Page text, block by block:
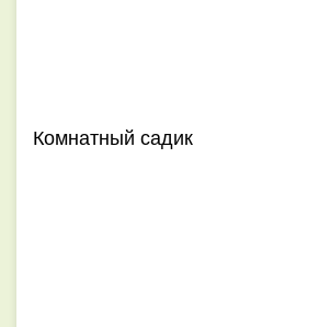
Комнатный садик